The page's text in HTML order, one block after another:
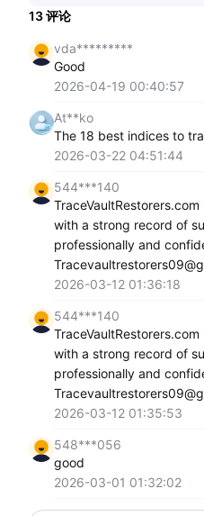
13评论
vda*********
Good
2026-04-19 00:40:57
At**ko
The 18 best indices to
2026-03-22 04:51:44
544***140
with a strong record of
professionally and
2026-03-12 01:36:18
544***140
with a strong record of
professionally and
2026-03-12 01:35:53
548***056
good
2026-03-01 01:32:02